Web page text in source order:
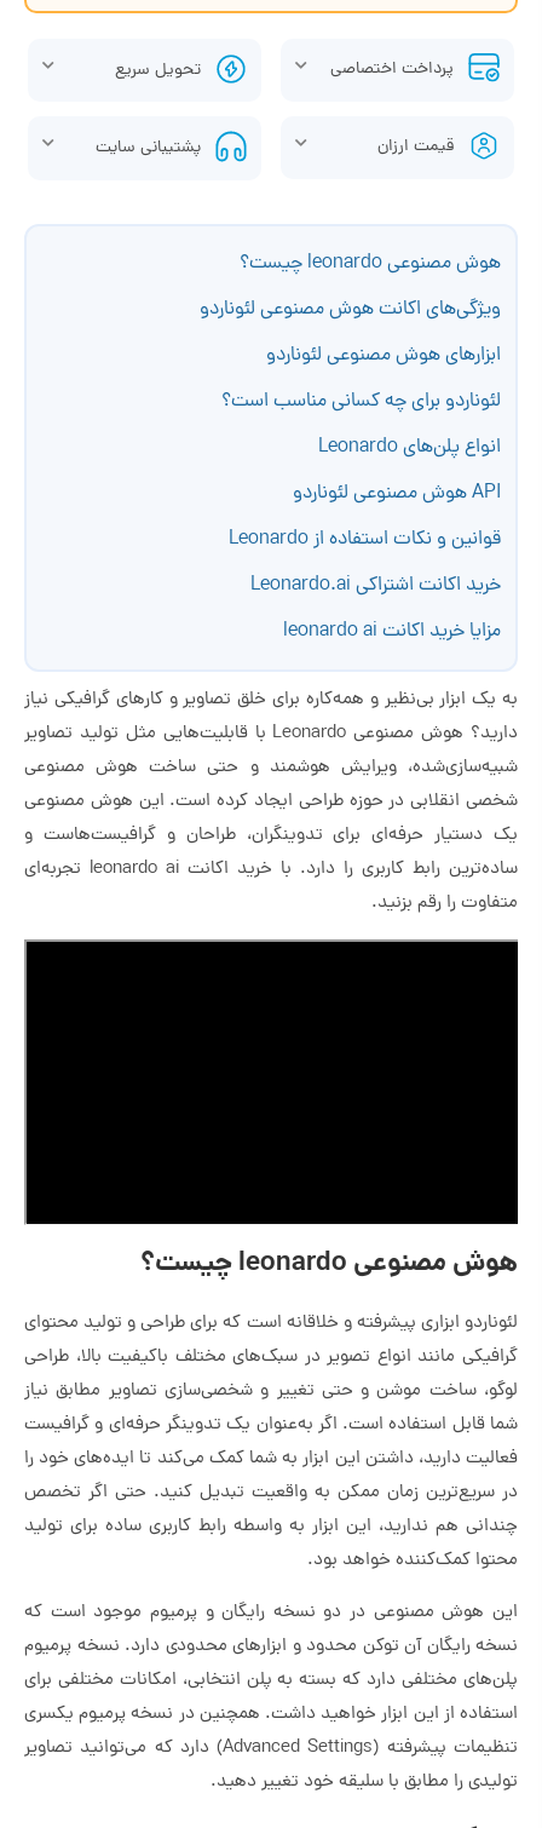
پرداخت اختصاصی تحویل سریع
قیمت ارزان پشتیبانی سایت
هوش مصنوعی leonardo چیست؟
ویژگی‌های اکانت هوش مصنوعی لئوناردو
ابزارهای هوش مصنوعی لئوناردو
لئوناردو برای چه کسانی مناسب است؟
انواع پلن‌های Leonardo
API هوش مصنوعی لئوناردو
قوانین و نکات استفاده از Leonardo
خرید اکانت اشتراکی Leonardo.ai
مزایا خرید اکانت leonardo ai
به یک ابزار بی‌نظیر و همه‌کاره برای خلق تصاویر و کارهای گرافیکی نیاز
دارید؟ هوش مصنوعی Leonardo با قابلیت‌هایی مثل تولید تصاویر
شبیه‌سازی‌شده، ویرایش هوشمند و حتی ساخت هوش مصنوعی
شخصی انقلابی در حوزه طراحی ایجاد کرده است. این هوش مصنوعی
یک دستیار حرفه‌ای برای تدوینگران، طراحان و گرافیست‌هاست و
ساده‌ترین رابط کاربری را دارد. با خرید اکانت leonardo ai تجربه‌ای
متفاوت را رقم بزنید.
هوش مصنوعی leonardo چیست؟
لئوناردو ابزاری پیشرفته و خلاقانه است که برای طراحی و تولید محتوای
گرافیکی مانند انواع تصویر در سبک‌های مختلف باکیفیت بالا، طراحی
لوگو، ساخت موشن و حتی تغییر و شخصی‌سازی تصاویر مطابق نیاز
شما قابل استفاده است. اگر به‌عنوان یک تدوینگر حرفه‌ای و گرافیست
فعالیت دارید، داشتن این ابزار به شما کمک می‌کند تا ایده‌های خود را
در سریع‌ترین زمان ممکن به واقعیت تبدیل کنید. حتی اگر تخصص
چندانی هم ندارید، این ابزار به واسطه رابط کاربری ساده برای تولید
محتوا کمک‌کننده خواهد بود.
این هوش مصنوعی در دو نسخه رایگان و پرمیوم موجود است که
نسخه رایگان آن توکن محدود و ابزارهای محدودی دارد. نسخه پرمیوم
پلن‌های مختلفی دارد که بسته به پلن انتخابی، امکانات مختلفی برای
استفاده از این ابزار خواهید داشت. همچنین در نسخه پرمیوم یکسری
تنظیمات پیشرفته (Advanced Settings) دارد که می‌توانید تصاویر
تولیدی را مطابق با سلیقه خود تغییر دهید.